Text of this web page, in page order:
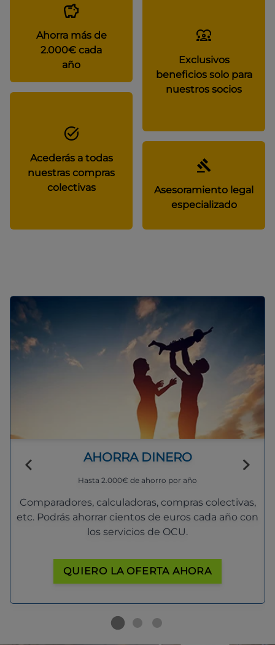
Ahorra más de
2.000€ cada
año
Exclusivos
beneficios solo para
nuestros socios
Acederás a todas
nuestras compras
colectivas
Asesoramiento legal
especializado
AHORRA DINERO
Hasta 2.000€ de ahorro por año
Comparadores, calculadoras, compras colectivas,
etc. Podrás ahorrar cientos de euros cada año con
los servicios de OCU.
QUIERO LA OFERTA AHORA